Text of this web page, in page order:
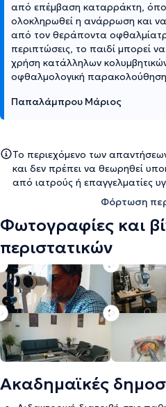
από επέμβαση καταρράκτη,
ολοκληρωθεί η ανάρρωση και
από τον θεράποντα
περιπτώσεις, το παιδί μπορεί
χρήση κατάλληλων
οφθαλμολογική
Παπαλάμπρου Μάριος
Το περιεχόμενο των
και δεν πρέπει να θεωρηθεί
από ιατρούς ή επαγγελματίες
Φόρτωση
Φωτογραφίες και
περιστατικών
Ακαδημαϊκές